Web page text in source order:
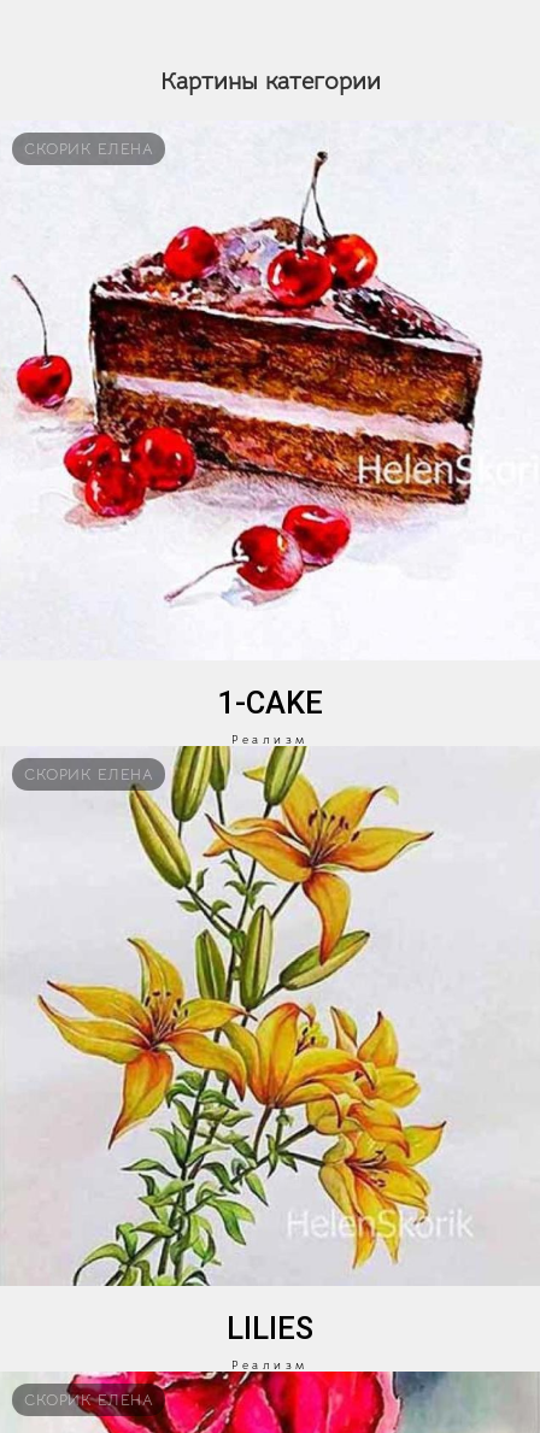
Картины категории
СКОРИК ЕЛЕНА
1-CAKE
Реализм
СКОРИК ЕЛЕНА
LILIES
Реализм
СКОРИК ЕЛЕНА